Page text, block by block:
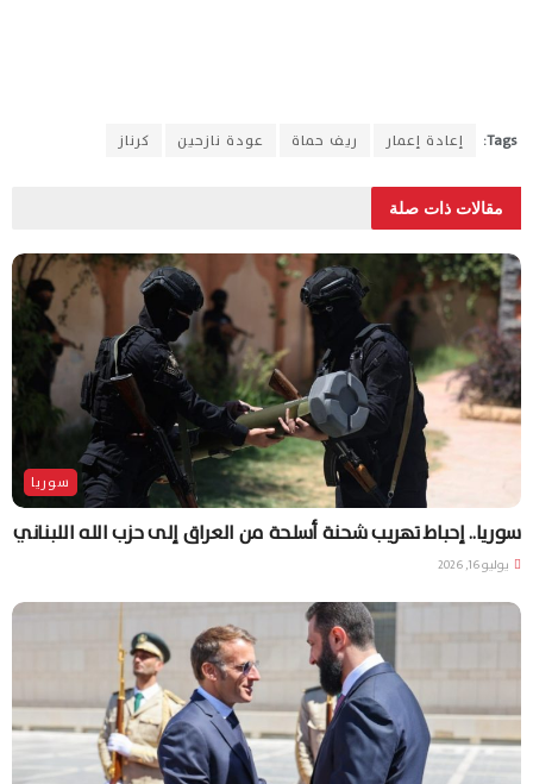
Tags: إعادة إعمار ريف حماة عودة نازحين كرناز
مقالات ذات صلة
سوريا
سوريا.. إحباط تهريب شحنة أسلحة من العراق إلى حزب الله اللبناني
يوليو 16, 2026